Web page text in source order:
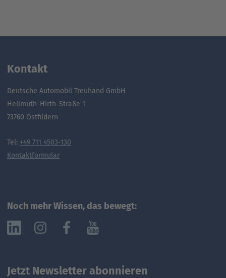
Kontakt
Deutsche Automobil Treuhand GmbH
Hellmuth-Hirth-Straße 1
73760 Ostfildern
Tel: +49 711 4503-130
Kontaktformular
Noch mehr Wissen, das bewegt:
Jetzt Newsletter abonnieren